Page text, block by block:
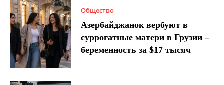
Общество
Азербайджанок вербуют в
суррогатные матери в Грузии –
беременность за $17 тысяч